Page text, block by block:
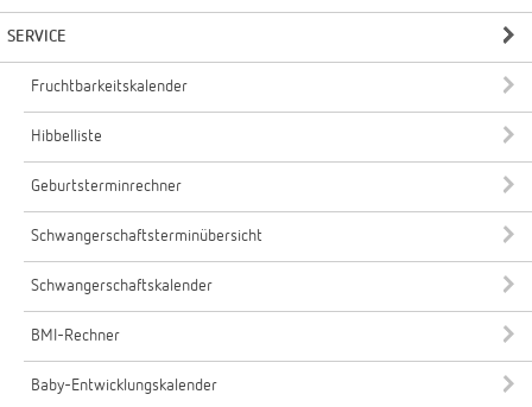
SERVICE
Fruchtbarkeitskalender
Hibbelliste
Geburtsterminrechner
Schwangerschaftsterminübersicht
Schwangerschaftskalender
BMI-Rechner
Baby-Entwicklungskalender